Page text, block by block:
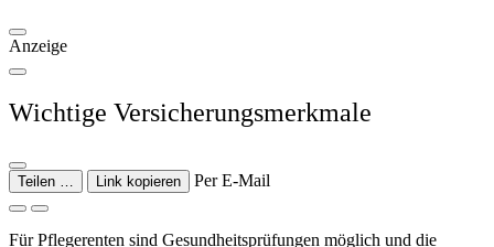
Anzeige
Wichtige Versicherungsmerkmale
Teilen … Link kopieren Per E-Mail
Für Pflegerenten sind Gesundheitsprüfungen möglich und die